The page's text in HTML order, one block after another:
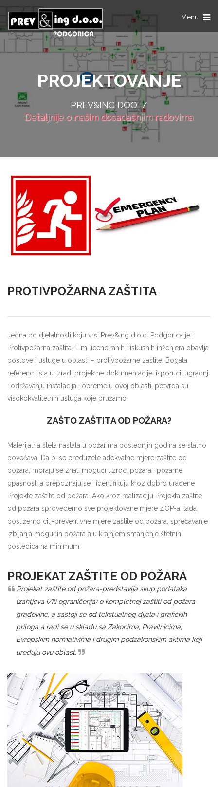
Toggle
Menu
PROJEKTOVANJE
PREV&ING DOO /
Detaljnije o našim dosadašnjim radovima
PROTIVPOŽARNA ZAŠTITA
Jedna od djelatnosti koju vrši Prev&ing d.o.o. Podgorica je i
Protivpožarna zaštita. Tim licenciranih i iskusnih inženjera obavlja
poslove i usluge u oblasti – protivpožarne zaštite. Bogata
referenc lista u izradi projektne dokumentacije, isporuci, ugradnji
i održavanju instalacija i opreme u ovoj oblasti, potvrda su
visokokvalitetnih usluga koje pružamo.
ZAŠTO ZAŠTITA OD POŽARA?
Materijalna šteta nastala u požarima poslednjih godina se stalno
povećava. Da bi se preduzele adekvatne mjere zaštite od
požara, moraju se znati mogući uzroci požara i požarne
opasnosti a prepoznaju se i identifikuju kroz dobro urađene
Projekte zaštite od požara. Ako kroz realizaciju Projekta zaštite
od požara sprovedemo sve projektovane mjere ZOP-a, tada
postižemo cilj-preventivne mjere zaštite od požara, sprečavanje
izbijanja mogućih požara a u krajnjem smanjenje štetnih
posledica na minimum.
PROJEKAT ZAŠTITE OD POŽARA
Projekat zaštite od požara-predstavlja skup podataka
(zahtjeva i/ili ograničenja) o kompletnoj zaštiti od požara
građevine, a sastoji se od tekstualnog dijela i grafičkih
priloga a radi se u skladu sa Zakonima, Pravilnicima,
Evropskim normativima i drugim podzakonskim aktima koji
uređuju ovu oblast.